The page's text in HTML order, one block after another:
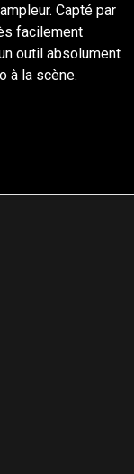
Capté par
facilement
outil absolument
à la scène.